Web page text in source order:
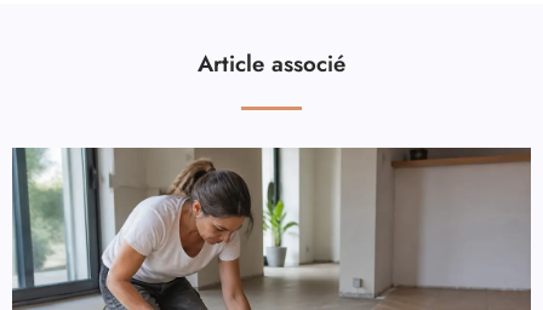
Article associé